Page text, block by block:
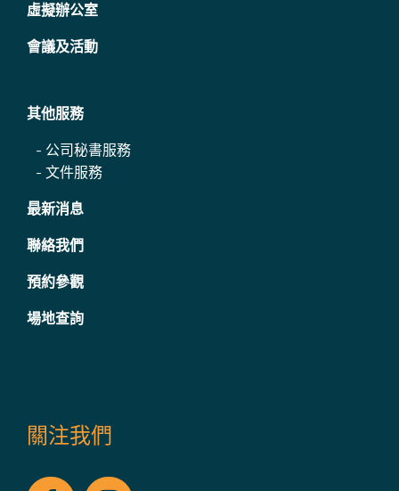
虛擬辦公室
會議及活動
其他服務
- 公司秘書服務
- 文件服務
最新消息
聯絡我們
預約參觀
場地查詢
關注我們